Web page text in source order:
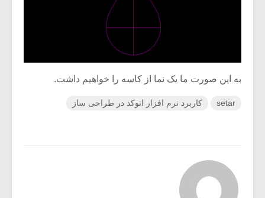
به این صورت ما یک نما از کاسه را خواهیم داشت.
setar کاربرد نرم افزار اتوکد در طراحی ساز